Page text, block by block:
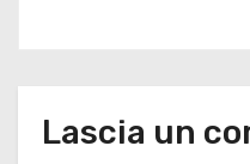
cLascia un